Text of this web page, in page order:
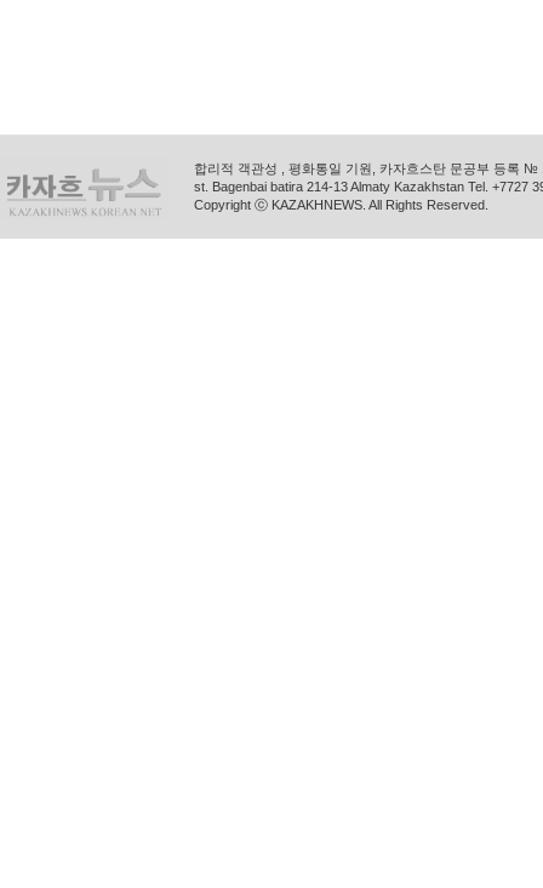
합리적 객관성 , 평화통일 기원, 카자흐스탄 문공부 등록
st. Bagenbai batira 214-13 Almaty Kazakhstan Tel. +7727
Copyright ⓒ KAZAKHNEWS. All Rights Reserved.